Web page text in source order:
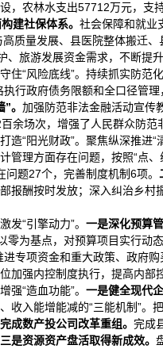
，农林水支出57712万元，支
建社保体系。 社会保障和就业
质量发展、县医院整体搬迁
、旅游发展资金需求，不断提
住“风险底线”。持续抓实防
行政府债务限额和全口径管
”。 加强防范非法金融活动宣传
余场次，增强了人民群众防范
造“阳光财政”。聚焦纵深推
管理方面存在问题，按照“点
题27个，完善制度机制6项。
报酬按时发放；深入纠治乡
发“引擎动力”。 一是深化预算
零为基点，对预算项目实行动
专项资金和重大政策、政府
加强内控制度执行，提高内部
强“造血功能”。 一是健全现代
收入能增能减的“三能机制”。
成数产投公司改革重组。 完成
三是资源资产盘活取得新成效。